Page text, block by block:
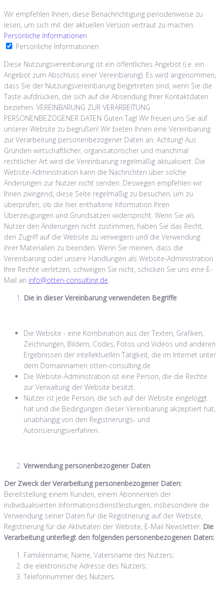
Wir empfehlen Ihnen, diese Benachrichtigung periodenweise zu
lesen, um sich mit der aktuellen Version vertraut zu machen.
Persönliche Informationen
Persönliche Informationen
Diese Nutzungsvereinbarung ist ein öffentliches Angebot (i.e. ein
Angebot zum Abschluss einer Vereinbarung). Es wird angenommen,
dass Sie der Nutzungsvereinbarung beigetreten sind, wenn Sie die
Taste aufdrücken, die sich auf die Absendung Ihrer Kontaktdaten
beziehen. VEREINBARUNG ZUR VERARBEITUNG
PERSONENBEZOGENER DATEN Guten Tag! Wir freuen uns Sie auf
unserer Website zu begrüßen! Wir bieten Ihnen eine Vereinbarung
zur Verarbeitung personenbezogener Daten an. Achtung! Aus
Gründen wirtschaftlicher, organisatorischer und manchmal
rechtlicher Art wird die Vereinbarung regelmäßig aktualisiert. Die
Website-Administration kann die Nachrichten über solche
Änderungen zur Nutzer nicht senden. Deswegen empfehlen wir
Ihnen zwingend, diese Seite regelmäßig zu besuchen, um zu
überprüfen, ob die hier enthaltene Information Ihren
Überzeugungen und Grundsätzen widerspricht. Wenn Sie als
Nutzer den Änderungen nicht zustimmen, haben Sie das Recht,
den Zugriff auf die Website zu verweigern und die Verwendung
ihrer Materialien zu beenden. Wenn Sie meinen, dass die
Vereinbarung oder unsere Handlungen als Website-Administration
Ihre Rechte verletzen, schweigen Sie nicht, schicken Sie uns eine E-
Mail an info@otten-consulting.de.
Die in dieser Vereinbarung verwendeten Begriffe:
Die Website - eine Kombination aus der Texten, Grafiken,
Zeichnungen, Bildern, Codes, Fotos und Videos und anderen
Ergebnissen der intellektuellen Tätigkeit, die im Internet unter
dem Domainnamen otten-consulting.de
Die Website-Administration ist eine Person, die die Rechte
zur Verwaltung der Website besitzt.
Nutzer ist jede Person, die sich auf der Website eingeloggt
hat und die Bedingungen dieser Vereinbarung akzeptiert hat,
unabhängig von den Registrierungs- und
Autorisierungsverfahren.
Verwendung personenbezogener Daten
Der Zweck der Verarbeitung personenbezogener Daten:
Bereitstellung einem Kunden, einem Abonnenten der
individualisierten Informationsdienstleistungen, insbesondere die
Verwendung seiner Daten für die Registrierung auf der Website,
Registrierung für die Aktivitäten der Website, E-Mail Newsletter. Die
Verarbeitung unterliegt den folgenden personenbezogenen Daten:
Familienname, Name, Vatersname des Nutzers;
die elektronische Adresse des Nutzers;
Telefonnummer des Nutzers.